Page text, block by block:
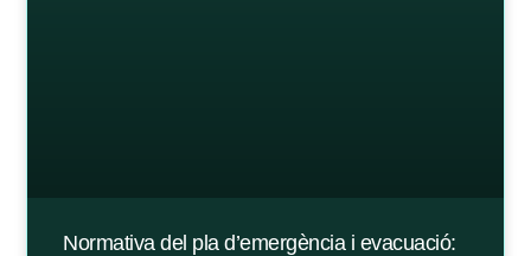
Normativa del pla d’emergència i evacuació: